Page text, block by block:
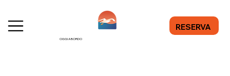
RESERVA
OGGI A BORDO